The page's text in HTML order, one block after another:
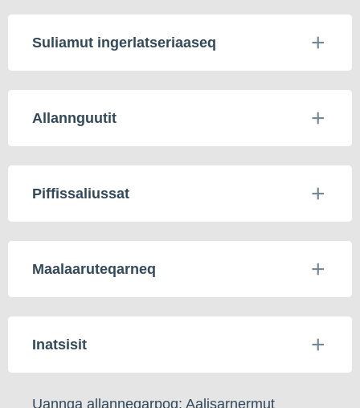
Suliamut ingerlatseriaaseq
Allannguutit
Piffissaliussat
Maalaaruteqarneq
Inatsisit
Uannga allanneqarpoq: Aalisarnermut